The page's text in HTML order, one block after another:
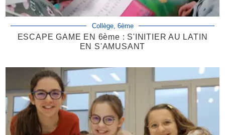
Collège, 6ème
ESCAPE GAME EN 6ème : S'INITIER AU LATIN
EN S'AMUSANT